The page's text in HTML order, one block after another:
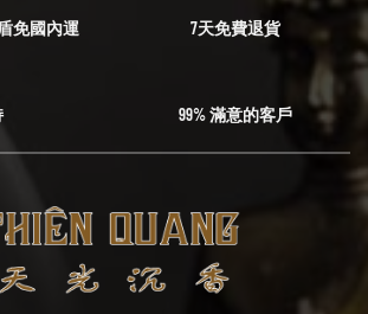
免國內運
7天免費退貨
99% 滿意的客戶